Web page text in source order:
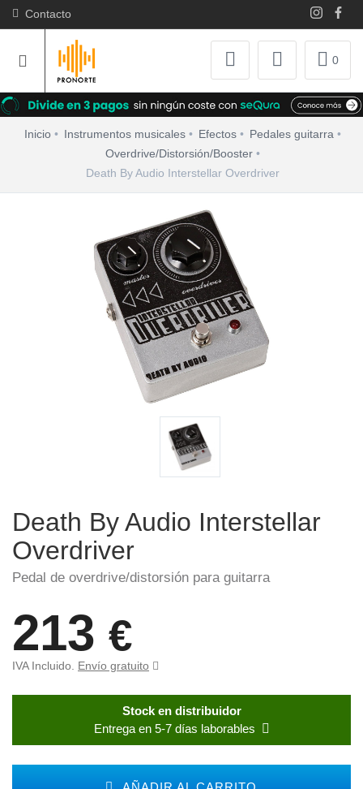
Contacto
0
Inicio Instrumentos musicales Efectos
Pedales guitarra
Overdrive/Distorsión/Booster
Death By Audio Interstellar Overdriver
Death By Audio Interstellar
Overdriver
Pedal de overdrive/distorsión para guitarra
213 €
IVA Incluido. Envío gratuito
Stock en distribuidor
Entrega en 5-7 días laborables